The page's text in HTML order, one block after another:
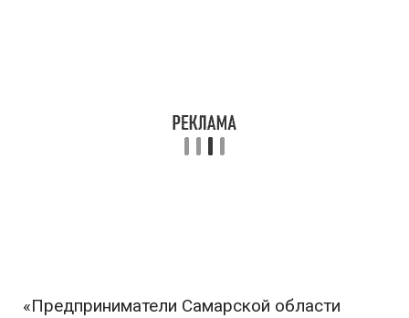
«Предприниматели Самарской области